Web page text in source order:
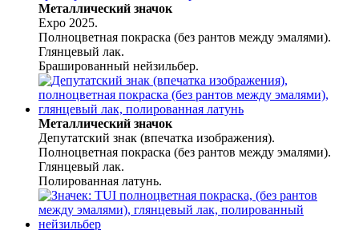
Металлический значок
Expo 2025.
Полноцветная покраска (без рантов между эмалями).
Глянцевый лак.
Брашированный нейзильбер.
Металлический значок
Депутатский знак (впечатка изображения).
Полноцветная покраска (без рантов между эмалями).
Глянцевый лак.
Полированная латунь.